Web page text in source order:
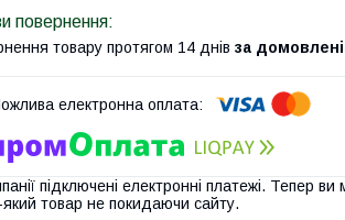
товару протягом 14 днів за
підключені електронні платежі. Тепер ви
товар не покидаючи сайту.